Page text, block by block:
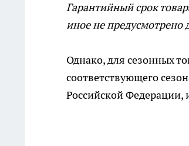
Гарантийный срок
иное не предусмотрено
Однако, для сезонных
соответствующего
Российской Федерации,